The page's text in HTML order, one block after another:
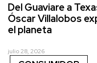
Del Guaviare a
Óscar Villalobos
el planeta
julio 28, 2026